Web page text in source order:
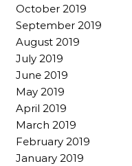
October 2019
September 2019
August 2019
July 2019
June 2019
May 2019
April 2019
March 2019
February 2019
January 2019